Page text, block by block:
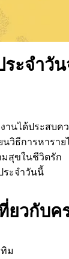
ระจำวั
านได้ประสบค
นวิธีการหาราย
มสุขในชีวิตรัก
ระจำวันนี้
ยวกับค
ม